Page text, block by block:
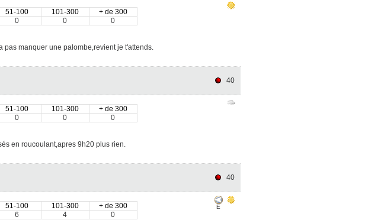
51-100 101-300
+ de 300
0 0
0
manquer une palombe,revient je t'attends.
40
51-100 101-300
+ de 300
0 0
0
en roucoulant,apres 9h20 plus rien.
40
51-100 101-300
+ de 300
6 4
0
E